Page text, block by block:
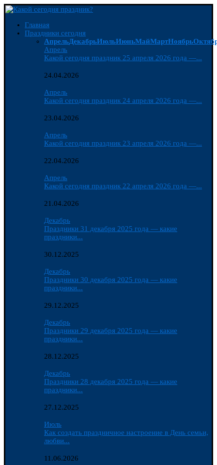
Главная
Праздники сегодня
АпрельДекабрьИюльИюньМайМартНоябрь
Апрель
Какой сегодня праздник 25 апреля 2026 года —...
24.04.2026
Апрель
Какой сегодня праздник 24 апреля 2026 года —...
23.04.2026
Апрель
Какой сегодня праздник 23 апреля 2026 года —...
22.04.2026
Апрель
Какой сегодня праздник 22 апреля 2026 года —...
21.04.2026
Декабрь
Праздники 31 декабря 2025 года — какие
праздники...
30.12.2025
Декабрь
Праздники 30 декабря 2025 года — какие
праздники...
29.12.2025
Декабрь
Праздники 29 декабря 2025 года — какие
праздники...
28.12.2025
Декабрь
Праздники 28 декабря 2025 года — какие
праздники...
27.12.2025
Июль
Как создать праздничное настроение в День семьи,
любви...
11.06.2026